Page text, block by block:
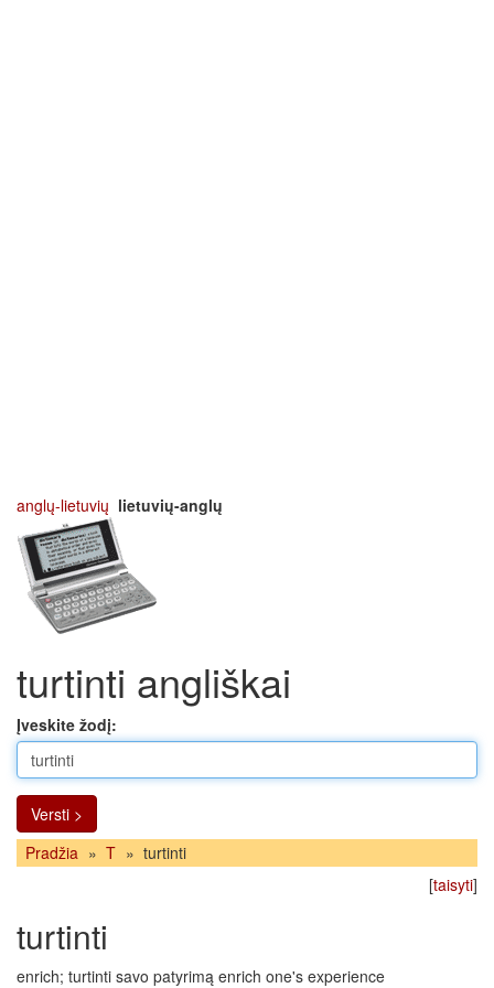
anglų-lietuvių lietuvių-anglų
turtinti angliškai
Įveskite žodį:
Versti >
Pradžia » T » turtinti
[taisyti]
turtinti
enrich; turtinti savo patyrimą enrich one's experience